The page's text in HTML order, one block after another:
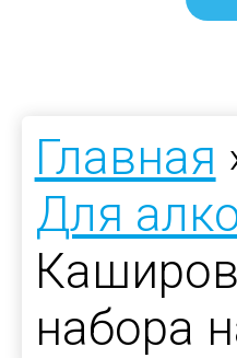
Главная
Для
набора